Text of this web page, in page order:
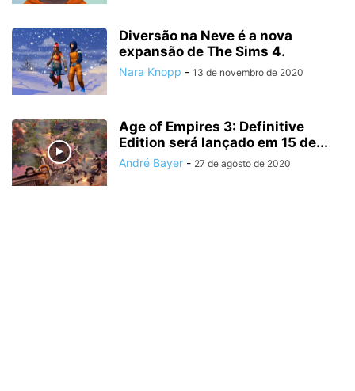
Diversão na Neve é a nova
expansão de The Sims 4.
Nara Knopp - 13 de novembro de 2020
Age of Empires 3: Definitive
Edition será lançado em 15 de...
André Bayer - 27 de agosto de 2020